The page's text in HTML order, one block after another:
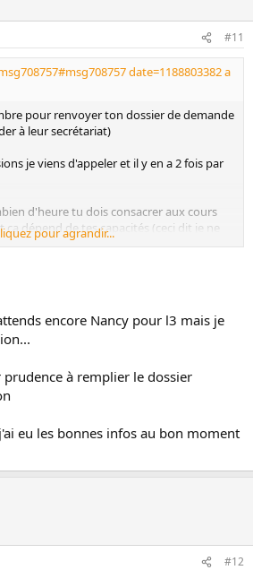
#11
date=1188803382 a
pour renvoyer ton dossier de demande
à leur secrétariat)
je viens d'appeler et il y en a 2 fois par
d'heure tu dois consacrer aux cours
dépend de tes capacités (ceci dit je ne
je n'ai pas commencé la formation)
pour agrandir...
encore Nancy pour l3 mais je
prudence à remplier le dossier
eu les bonnes infos au bon moment
#12